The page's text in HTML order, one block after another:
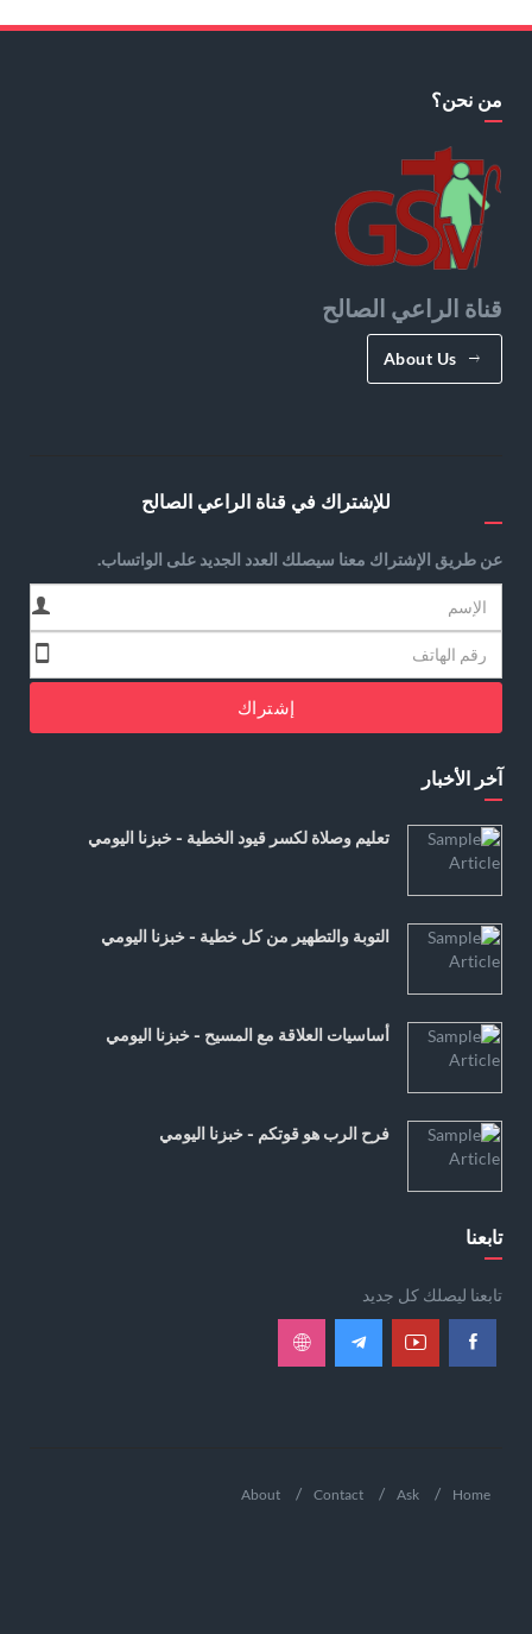
من نحن؟
قناة الراعي الصالح
About Us
للإشتراك في قناة الراعي الصالح
عن طريق الإشتراك معنا سيصلك العدد الجديد على الواتساب.
إشتراك
آخر الأخبار
تعليم وصلاة لكسر قيود الخطية - خبزنا اليومي
التوبة والتطهير من كل خطية - خبزنا اليومي
أساسيات العلاقة مع المسيح - خبزنا اليومي
فرح الرب هو قوتكم - خبزنا اليومي
تابعنا
تابعنا ليصلك كل جديد
Home
Ask
Contact
About